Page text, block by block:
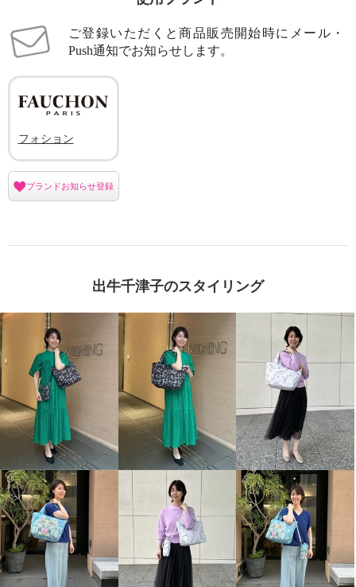
ご登録いただくと商品販売開始時にメール・
Push通知でお知らせします。
フォション
ブランドお知らせ登録
出牛千津子のスタイリング